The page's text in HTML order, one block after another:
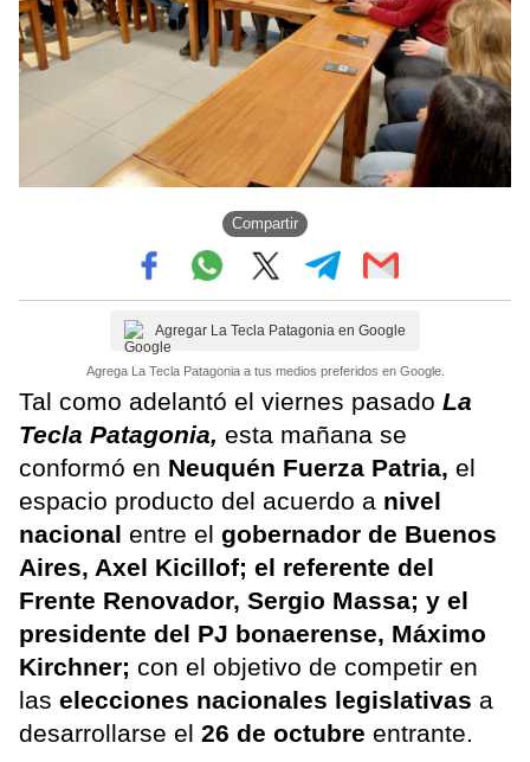
Compartir
Agregar La Tecla Patagonia en Google
Agrega La Tecla Patagonia a tus medios preferidos en Google.
Tal como adelantó el viernes pasado La
Tecla Patagonia, esta mañana se
conformó en Neuquén Fuerza Patria, el
espacio producto del acuerdo a nivel
nacional entre el gobernador de Buenos
Aires, Axel Kicillof; el referente del
Frente Renovador, Sergio Massa; y el
presidente del PJ bonaerense, Máximo
Kirchner; con el objetivo de competir en
las elecciones nacionales legislativas a
desarrollarse el 26 de octubre entrante.